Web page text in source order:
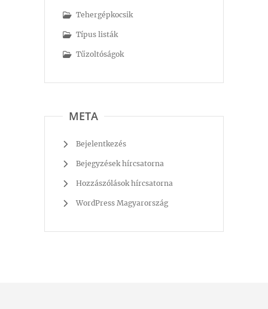
Tehergépkocsik
Típus listák
Tűzoltóságok
META
Bejelentkezés
Bejegyzések hírcsatorna
Hozzászólások hírcsatorna
WordPress Magyarország